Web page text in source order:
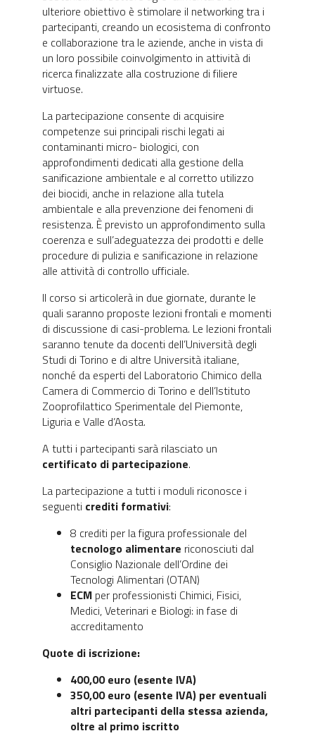
ulteriore obiettivo è stimolare il networking tra i
partecipanti, creando un ecosistema di confronto
e collaborazione tra le aziende, anche in vista di
un loro possibile coinvolgimento in attività di
ricerca finalizzate alla costruzione di filiere
virtuose.
La partecipazione consente di acquisire
competenze sui principali rischi legati ai
contaminanti micro- biologici, con
approfondimenti dedicati alla gestione della
sanificazione ambientale e al corretto utilizzo
dei biocidi, anche in relazione alla tutela
ambientale e alla prevenzione dei fenomeni di
resistenza. È previsto un approfondimento sulla
coerenza e sull’adeguatezza dei prodotti e delle
procedure di pulizia e sanificazione in relazione
alle attività di controllo ufficiale.
Il corso si articolerà in due giornate, durante le
quali saranno proposte lezioni frontali e momenti
di discussione di casi-problema. Le lezioni frontali
saranno tenute da docenti dell’Università degli
Studi di Torino e di altre Università italiane,
nonché da esperti del Laboratorio Chimico della
Camera di Commercio di Torino e dell’Istituto
Zooprofilattico Sperimentale del Piemonte,
Liguria e Valle d’Aosta.
A tutti i partecipanti sarà rilasciato un
certificato di partecipazione.
La partecipazione a tutti i moduli riconosce i
seguenti crediti formativi:
8 crediti per la figura professionale del
tecnologo alimentare riconosciuti dal
Consiglio Nazionale dell’Ordine dei
Tecnologi Alimentari (OTAN)
ECM per professionisti Chimici, Fisici,
Medici, Veterinari e Biologi: in fase di
accreditamento
Quote di iscrizione:
400,00 euro (esente IVA)
350,00 euro (esente IVA) per eventuali
altri partecipanti della stessa azienda,
oltre al primo iscritto